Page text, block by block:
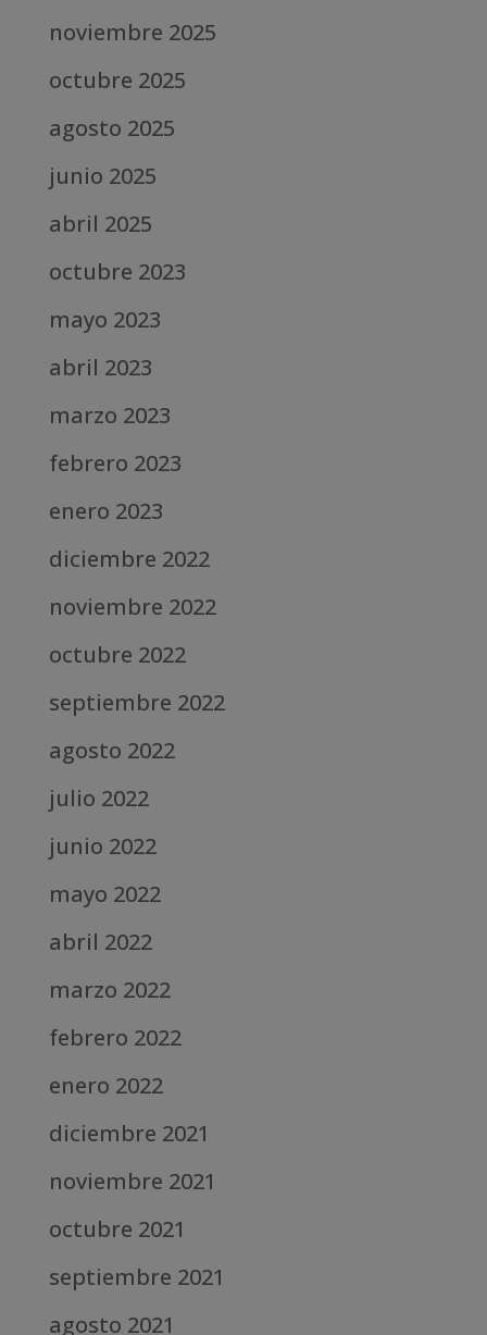
noviembre 2025
octubre 2025
agosto 2025
junio 2025
abril 2025
octubre 2023
mayo 2023
abril 2023
marzo 2023
febrero 2023
enero 2023
diciembre 2022
noviembre 2022
octubre 2022
septiembre 2022
agosto 2022
julio 2022
junio 2022
mayo 2022
abril 2022
marzo 2022
febrero 2022
enero 2022
diciembre 2021
noviembre 2021
octubre 2021
septiembre 2021
agosto 2021